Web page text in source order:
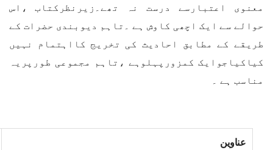
معنوی اعتبارسے درست نہ تھے۔زیرنظرکتاب ،اس
حوالے سے ایک اچھی کاوش ہے ۔تاہم دیوبندی حضرات کے
طریقے کے مطابق احادیث کی تخریج کااہتمام نہیں
کیاکیاجوایک کمزورپہلوہے ،تاہم مجموعی طورپریہ
مناسب ہے ۔
عناوین